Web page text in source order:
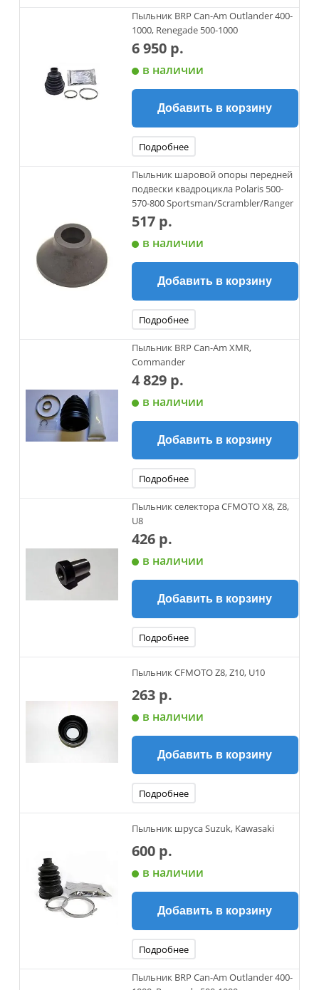
Пыльник BRP Can-Am Outlander 400-
1000, Renegade 500-1000
6 950 р.
в наличии
Добавить в корзину
Подробнее
Пыльник шаровой опоры передней
подвески квадроцикла Polaris 500-
570-800 Sportsman/Scrambler/Ranger
517 р.
в наличии
Добавить в корзину
Подробнее
Пыльник BRP Can-Am XMR,
Commander
4 829 р.
в наличии
Добавить в корзину
Подробнее
Пыльник селектора CFMOTO X8, Z8,
U8
426 р.
в наличии
Добавить в корзину
Подробнее
Пыльник CFMOTO Z8, Z10, U10
263 р.
в наличии
Добавить в корзину
Подробнее
Пыльник шруса Suzuk, Kawasaki
600 р.
в наличии
Добавить в корзину
Подробнее
Пыльник BRP Can-Am Outlander 400-